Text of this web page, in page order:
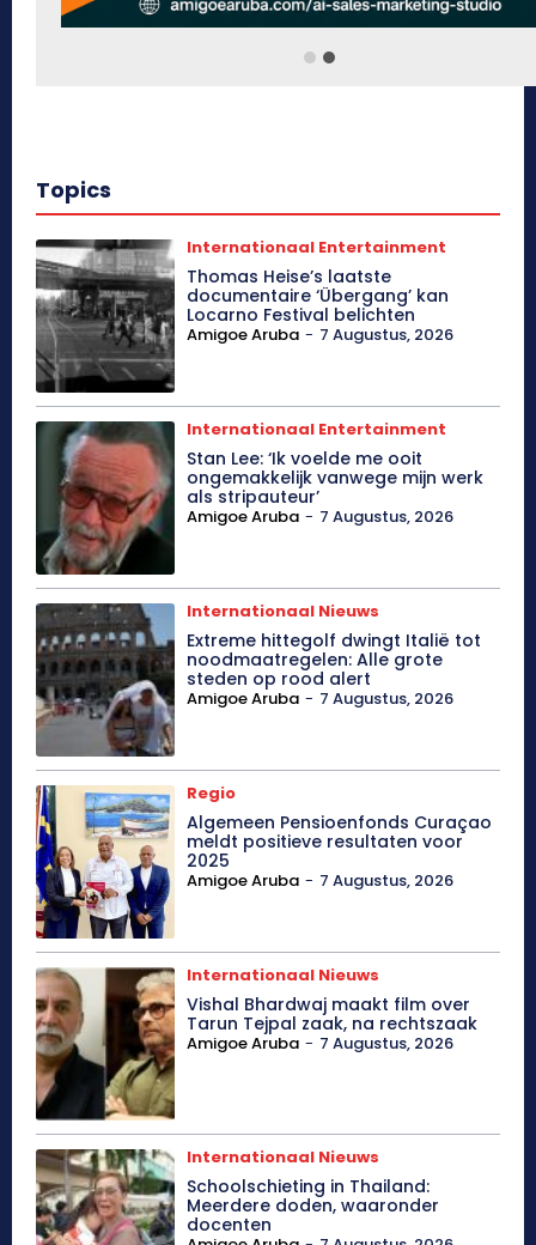
Topics
Internationaal Entertainment
Thomas Heise’s laatste
documentaire ‘Übergang’ kan
Locarno Festival belichten
Amigoe Aruba - 7 Augustus, 2026
Internationaal Entertainment
Stan Lee: ‘Ik voelde me ooit
ongemakkelijk vanwege mijn werk
als stripauteur’
Amigoe Aruba - 7 Augustus, 2026
Internationaal Nieuws
Extreme hittegolf dwingt Italië tot
noodmaatregelen: Alle grote
steden op rood alert
Amigoe Aruba - 7 Augustus, 2026
Regio
Algemeen Pensioenfonds Curaçao
meldt positieve resultaten voor
2025
Amigoe Aruba - 7 Augustus, 2026
Internationaal Nieuws
Vishal Bhardwaj maakt film over
Tarun Tejpal zaak, na rechtszaak
Amigoe Aruba - 7 Augustus, 2026
Internationaal Nieuws
Schoolschieting in Thailand:
Meerdere doden, waaronder
docenten